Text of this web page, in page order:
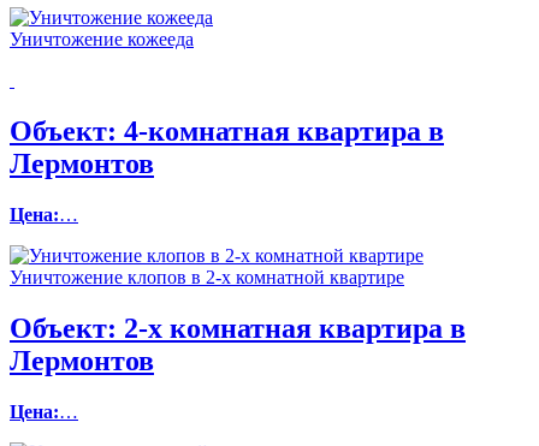
Уничтожение кожееда
Объект: 4-комнатная квартира в
Лермонтов
Цена:…
Уничтожение клопов в 2-х комнатной квартире
Объект: 2-х комнатная квартира в
Лермонтов
Цена:…